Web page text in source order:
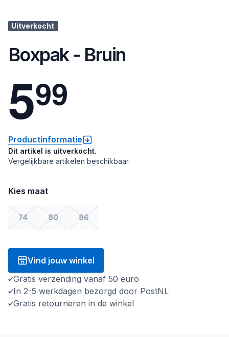
Uitverkocht
Boxpak - Bruin
599
Productinformatie
Dit artikel is uitverkocht.
Vergelijkbare artikelen beschikbaar.
Kies maat
74 80 86
Vind jouw winkel
Gratis verzending vanaf 50 euro
In 2-5 werkdagen bezorgd door PostNL
Gratis retourneren in de winkel